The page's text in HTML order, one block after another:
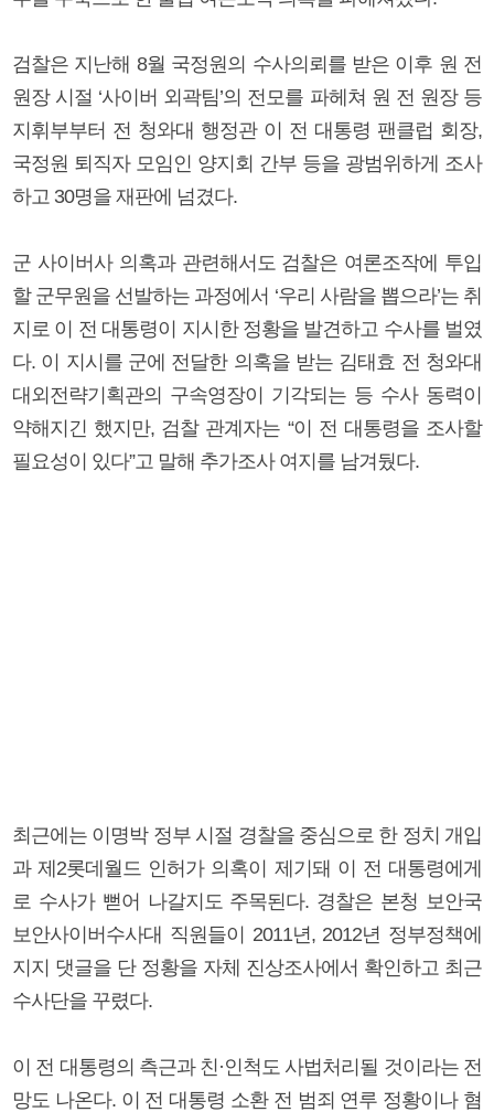
검찰은 지난해 8월 국정원의 수사의뢰를 받은 이후 원 전
원장 시절 ‘사이버 외곽팀’의 전모를 파헤쳐 원 전 원장 등
지휘부부터 전 청와대 행정관 이 전 대통령 팬클럽 회장,
국정원 퇴직자 모임인 양지회 간부 등을 광범위하게 조사
하고 30명을 재판에 넘겼다.
군 사이버사 의혹과 관련해서도 검찰은 여론조작에 투입
할 군무원을 선발하는 과정에서 ‘우리 사람을 뽑으라’는 취
지로 이 전 대통령이 지시한 정황을 발견하고 수사를 벌였
다. 이 지시를 군에 전달한 의혹을 받는 김태효 전 청와대
대외전략기획관의 구속영장이 기각되는 등 수사 동력이
약해지긴 했지만, 검찰 관계자는 “이 전 대통령을 조사할
필요성이 있다”고 말해 추가조사 여지를 남겨뒀다.
최근에는 이명박 정부 시절 경찰을 중심으로 한 정치 개입
과 제2롯데월드 인허가 의혹이 제기돼 이 전 대통령에게
로 수사가 뻗어 나갈지도 주목된다. 경찰은 본청 보안국
보안사이버수사대 직원들이 2011년, 2012년 정부정책에
지지 댓글을 단 정황을 자체 진상조사에서 확인하고 최근
수사단을 꾸렸다.
이 전 대통령의 측근과 친·인척도 사법처리될 것이라는 전
망도 나온다. 이 전 대통령 소환 전 범죄 연루 정황이나 혐